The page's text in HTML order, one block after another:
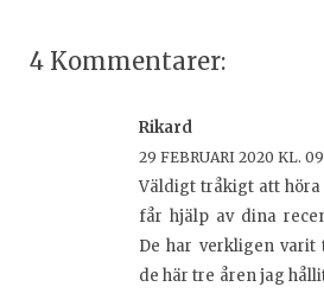
4 Kommentarer:
Rikard
29 FEBRUARI 2020 KL.
Väldigt tråkigt att
får hjälp av dina
De har verkligen
de här tre åren jag